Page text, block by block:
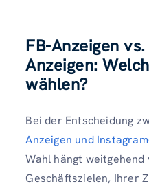
FB-Anzeigen
Anzeigen:
wählen?
Bei der Entscheidung
Anzeigen und
Wahl hängt weitgehend
Geschäftszielen, Ihrer